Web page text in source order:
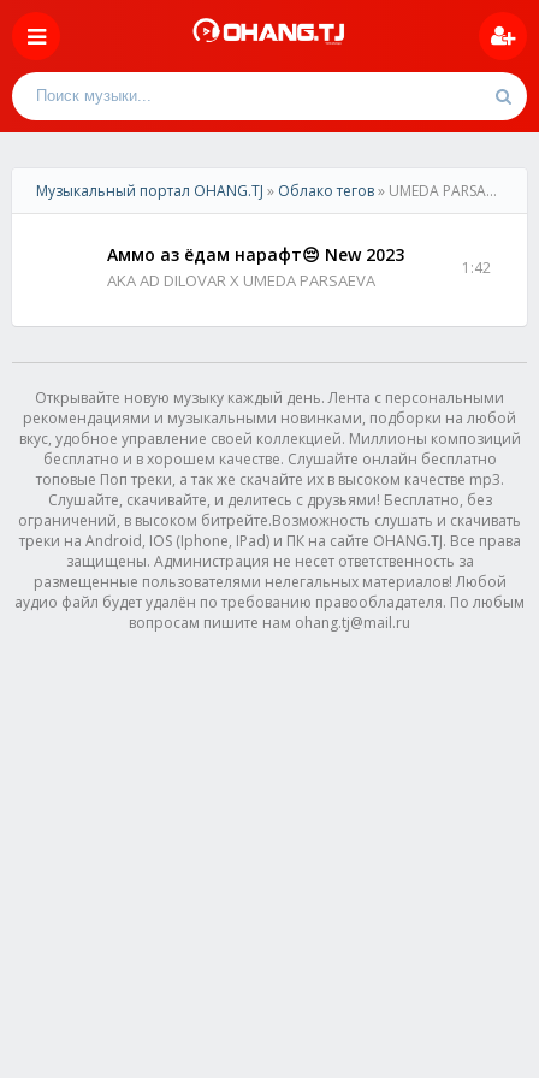
Музыкальный портал OHANG.TJ » Облако тегов» UMEDA PARSAEVA
Аммо аз ёдам нарафт😔 New 2023
AKA AD DILOVAR X UMEDA PARSAEVA
1:42
Открывайте новую музыку каждый день. Лента с персональными
рекомендациями и музыкальными новинками, подборки на любой
вкус, удобное управление своей коллекцией. Миллионы композиций
бесплатно и в хорошем качестве. Слушайте онлайн бесплатно
топовые Поп треки, а так же скачайте их в высоком качестве mp3.
Слушайте, скачивайте, и делитесь с друзьями! Бесплатно, без
ограничений, в высоком битрейте.Возможность слушать и скачивать
треки на Android, IOS (Iphone, IPad) и ПК на сайте OHANG.TJ. Все права
защищены. Администрация не несет ответственность за
размещенные пользователями нелегальных материалов! Любой
аудио файл будет удалён по требованию правообладателя. По любым
вопросам пишите нам ohang.tj@mail.ru